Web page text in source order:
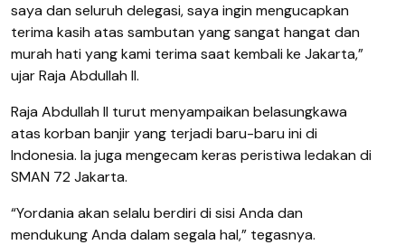
saya dan seluruh delegasi, saya ingin mengucapkan
terima kasih atas sambutan yang sangat hangat dan
murah hati yang kami terima saat kembali ke Jakarta,”
ujar Raja Abdullah II.
Raja Abdullah II turut menyampaikan belasungkawa
atas korban banjir yang terjadi baru-baru ini di
Indonesia. Ia juga mengecam keras peristiwa ledakan di
SMAN 72 Jakarta.
“Yordania akan selalu berdiri di sisi Anda dan
mendukung Anda dalam segala hal,” tegasnya.